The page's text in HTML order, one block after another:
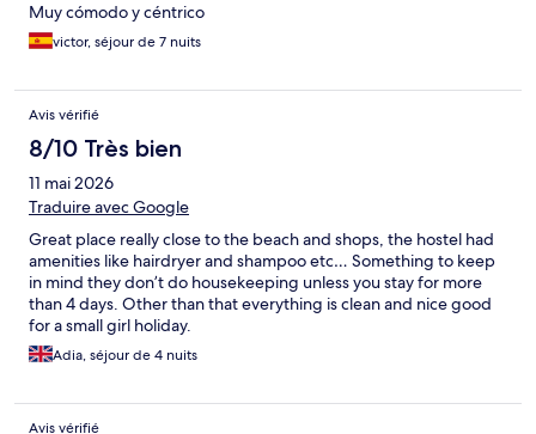
Muy cómodo y céntrico
victor, séjour de 7 nuits
Avis vérifié
8/10 Très bien
11 mai 2026
Traduire avec Google
Great place really close to the beach and shops, the hostel had
amenities like hairdryer and shampoo etc… Something to keep
in mind they don’t do housekeeping unless you stay for more
than 4 days. Other than that everything is clean and nice good
for a small girl holiday.
Adia, séjour de 4 nuits
Avis vérifié